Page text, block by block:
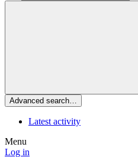
Advanced search…
Latest activity
Menu
Log in